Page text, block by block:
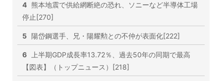
4 熊本地震で供給網断絶の恐れ、ソニーなど半導体工場
停止[270]
5 陽岱鋼選手、兄・陽耀勲との不仲が表面化[222]
6
上半期GDP成長率13.72％、過去50年の同期で最高
【図表】（トップニュース）[218]